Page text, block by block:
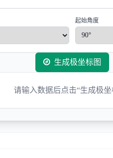
起始角度
生成极坐标图
请输入数据后点击“生成极坐